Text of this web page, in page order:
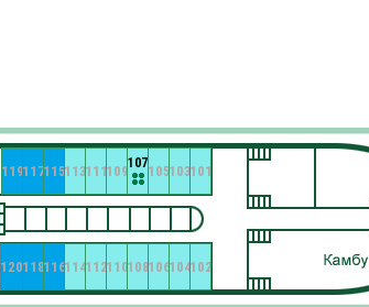
101
102
103
104
105
106
107
108
109
110
111
112
113
114
115
116
117
118
119
120